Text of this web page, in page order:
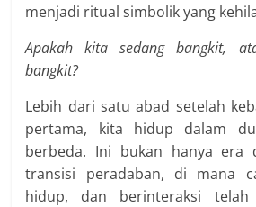
menjadi ritual simbolik yang
Apakah kita sedang bangkit,
bangkit?
Lebih dari satu abad setelah
pertama, kita hidup dalam
berbeda. Ini bukan hanya era
transisi peradaban, di mana
hidup, dan berinteraksi telah